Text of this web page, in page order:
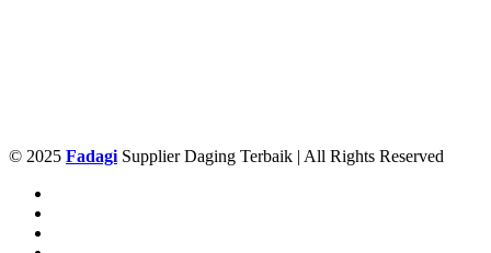
© 2025 FadagiSupplier Daging Terbaik | All Rights Reserved